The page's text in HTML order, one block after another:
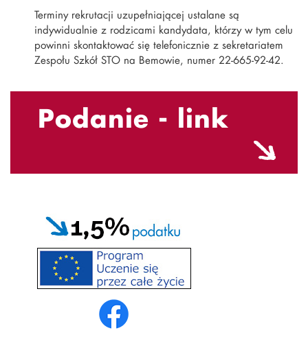
Terminy rekrutacji uzupełniającej ustalane są
indywidualnie z rodzicami kandydata, którzy w tym celu
powinni skontaktować się telefonicznie z sekretariatem
Zespołu Szkół STO na Bemowie, numer 22-665-92-42.
Podanie - link